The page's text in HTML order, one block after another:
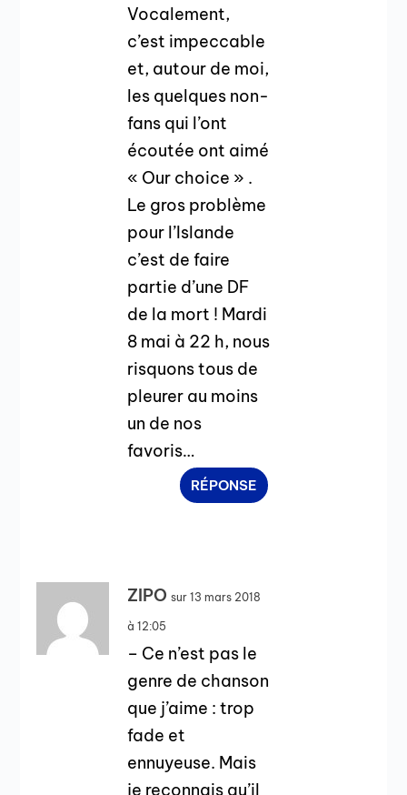
Vocalement,
c’est impeccable
et, autour de moi,
les quelques non-
fans qui l’ont
écoutée ont aimé
« Our choice » .
Le gros problème
pour l’Islande
c’est de faire
partie d’une DF
de la mort ! Mardi
8 mai à 22 h, nous
risquons tous de
pleurer au moins
un de nos
favoris…
RÉPONSE
ZIPO sur 13 mars 2018
à 12:05
– Ce n’est pas le
genre de chanson
que j’aime : trop
fade et
ennuyeuse. Mais
je reconnais qu’il